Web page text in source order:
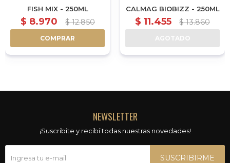
FISH MIX - 250ML
$ 8.970 $ 12.850
COMPRAR
CALMAG BIOBIZZ - 250ML
$ 11.455 $ 13.860
AGOTADO
NEWSLETTER
¡Suscribite y recibí todas nuestras novedades!
SUSCRIBIRME